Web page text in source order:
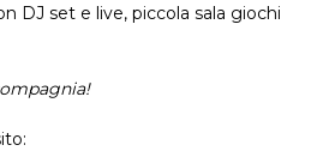
DJ set e live, piccola sala giochi